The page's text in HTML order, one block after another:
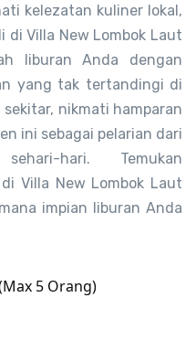
kelezatan kuliner lokal,
di Villa New Lombok Laut
liburan Anda dengan
yang tak tertandingi di
nikmati hamparan
ini sebagai pelarian dari
hari. Temukan
Villa New Lombok Laut
impian liburan Anda
5 Orang)